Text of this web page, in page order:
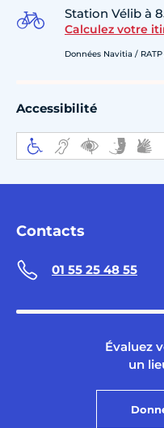
Station Vélib à
Calculez votre
Données Navitia /
Accessibilité
Contacts
01 55 25 48 55
Évaluez
un